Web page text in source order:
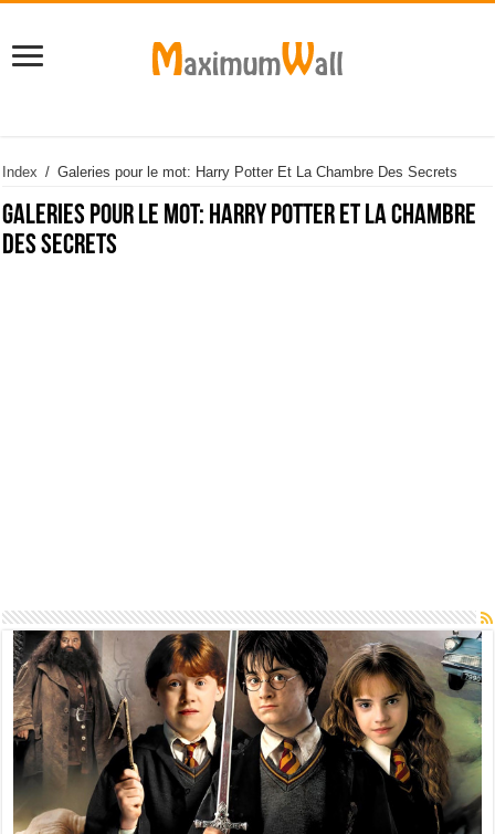
Index / Galeries pour le mot: Harry Potter Et La Chambre Des Secrets
Galeries pour le mot: Harry Potter Et La Chambre
Des Secrets